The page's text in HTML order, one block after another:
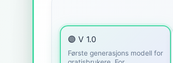
🟣 V 1.0
Første generasjons modell for